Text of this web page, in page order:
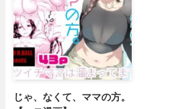
じゃ、なくて、ママの方。